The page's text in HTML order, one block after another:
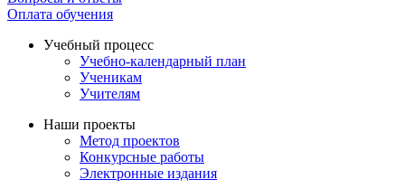
Оплата обучения
Учебный процесс
Учебно-календарный план
Ученикам
Учителям
Наши проекты
Метод проектов
Конкурсные работы
Электронные издания